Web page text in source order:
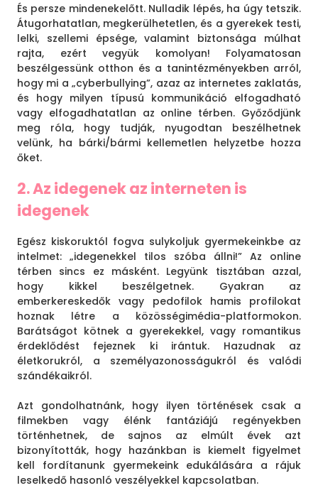
És persze mindenekelőtt. Nulladik lépés, ha úgy tetszik.
Átugorhatatlan, megkerülhetetlen, és a gyerekek testi,
lelki, szellemi épsége, valamint biztonsága múlhat
rajta, ezért vegyük komolyan! Folyamatosan
beszélgessünk otthon és a tanintézményekben arról,
hogy mi a „cyberbullying”, azaz az internetes zaklatás,
és hogy milyen típusú kommunikáció elfogadható
vagy elfogadhatatlan az online térben. Győződjünk
meg róla, hogy tudják, nyugodtan beszélhetnek
velünk, ha bárki/bármi kellemetlen helyzetbe hozza
őket.
2. Az idegenek az interneten is
idegenek
Egész kiskoruktól fogva sulykoljuk gyermekeinkbe az
intelmet: „idegenekkel tilos szóba állni!” Az online
térben sincs ez másként. Legyünk tisztában azzal,
hogy kikkel beszélgetnek. Gyakran az
emberkereskedők vagy pedofilok hamis profilokat
hoznak létre a közösségimédia-platformokon.
Barátságot kötnek a gyerekekkel, vagy romantikus
érdeklődést fejeznek ki irántuk. Hazudnak az
életkorukról, a személyazonosságukról és valódi
szándékaikról.
Azt gondolhatnánk, hogy ilyen történések csak a
filmekben vagy élénk fantáziájú regényekben
történhetnek, de sajnos az elmúlt évek azt
bizonyították, hogy hazánkban is kiemelt figyelmet
kell fordítanunk gyermekeink edukálására a rájuk
leselkedő hasonló veszélyekkel kapcsolatban.